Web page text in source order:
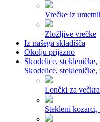
Vrečke iz
Zložljive vrečke
Iz našega skladišča
Okolju prijazno
Skodelice,
Skodelice,
Lončki za
Stekleni